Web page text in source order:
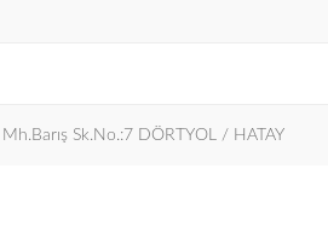
Sk.No.:7 DÖRTYOL / HATAY